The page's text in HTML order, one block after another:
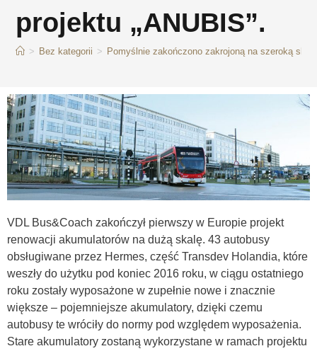
projektu „ANUBIS”.
> Bez kategorii > Pomyślnie zakończono zakrojoną na szeroką
VDL Bus&Coach zakończył pierwszy w Europie projekt
renowacji akumulatorów na dużą skalę. 43 autobusy
obsługiwane przez Hermes, część Transdev Holandia, które
weszły do użytku pod koniec 2016 roku, w ciągu ostatniego
roku zostały wyposażone w zupełnie nowe i znacznie
większe – pojemniejsze akumulatory, dzięki czemu
autobusy te wróciły do normy pod względem wyposażenia.
Stare akumulatory zostaną wykorzystane w ramach projektu